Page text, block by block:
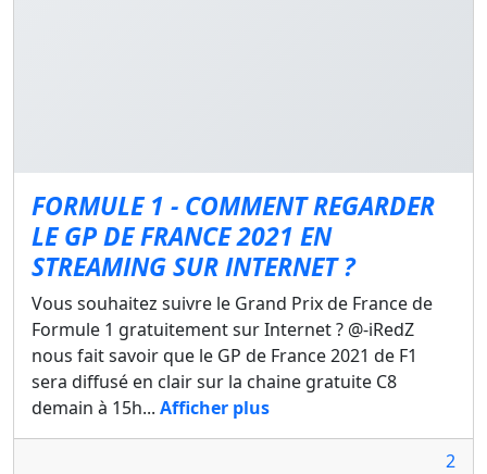
FORMULE 1 - COMMENT REGARDER
LE GP DE FRANCE 2021 EN
STREAMING SUR INTERNET ?
Vous souhaitez suivre le Grand Prix de France de
Formule 1 gratuitement sur Internet ? @-iRedZ
nous fait savoir que le GP de France 2021 de F1
sera diffusé en clair sur la chaine gratuite C8
demain à 15h... Afficher plus
2